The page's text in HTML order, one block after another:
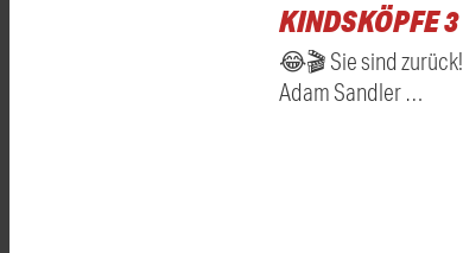
KINDSKÖPFE 3
😂🎬 Sie sind zurück!
Adam Sandler …